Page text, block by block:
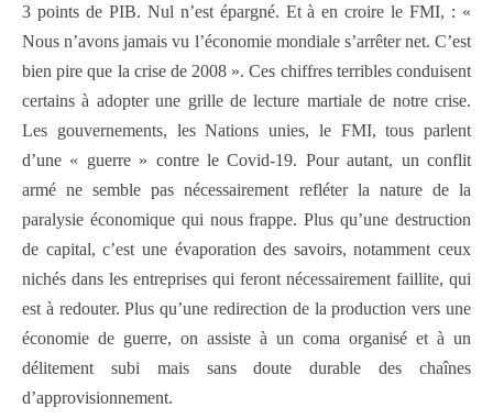
3 points de PIB. Nul n’est épargné. Et à en croire le FMI, : «
Nous n’avons jamais vu l’économie mondiale s’arrêter net. C’est
bien pire que la crise de 2008 ». Ces chiffres terribles conduisent
certains à adopter une grille de lecture martiale de notre crise.
Les gouvernements, les Nations unies, le FMI, tous parlent
d’une « guerre » contre le Covid-19. Pour autant, un conflit
armé ne semble pas nécessairement refléter la nature de la
paralysie économique qui nous frappe. Plus qu’une destruction
de capital, c’est une évaporation des savoirs, notamment ceux
nichés dans les entreprises qui feront nécessairement faillite, qui
est à redouter. Plus qu’une redirection de la production vers une
économie de guerre, on assiste à un coma organisé et à un
délitement subi mais sans doute durable des chaînes
d’approvisionnement.